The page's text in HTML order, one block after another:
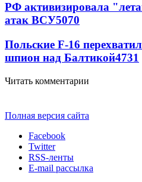
РФ активизировала
атак ВСУ5070
Польские F-16
шпион над Балтикой4731
Читать комментарии
Полная версия сайта
Facebook
Twitter
RSS-ленты
E-mail рассылка